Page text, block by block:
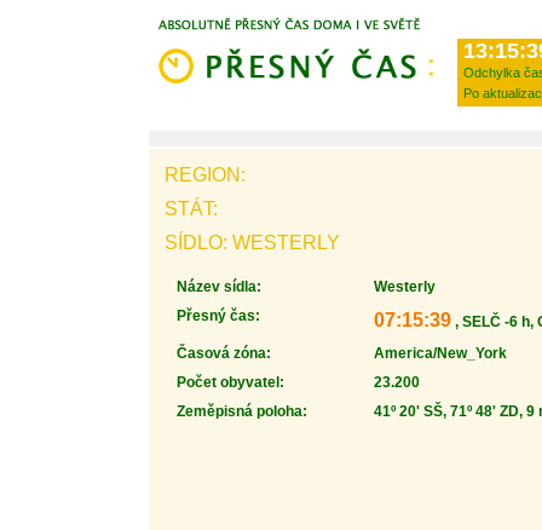
Odchylka
Po
REGION:
STÁT:
SÍDLO: WESTERLY
Název sídla:
Westerly
Přesný čas:
07:15:39 , SELČ -6 h,
Časová zóna:
America/New_York
Počet obyvatel:
23.200
Zeměpisná poloha:
41º 20' SŠ, 71º 48' ZD, 9